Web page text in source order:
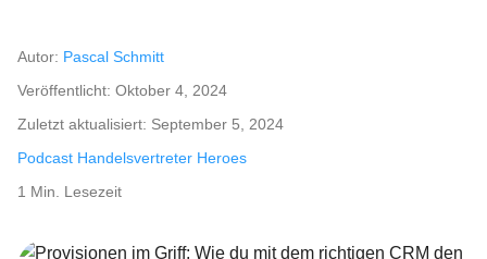
Autor: Pascal Schmitt
Veröffentlicht: Oktober 4, 2024
Zuletzt aktualisiert: September 5, 2024
Podcast Handelsvertreter Heroes
1 Min. Lesezeit